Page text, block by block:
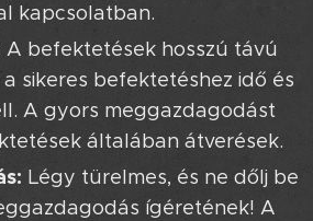
kapcsolatban.
A befektetések hosszú távú
sikeres befektetéshez idő és
A gyors meggazdagodást
általában átverések.
Légy türelmes, és ne dőlj be
ígéretének! A